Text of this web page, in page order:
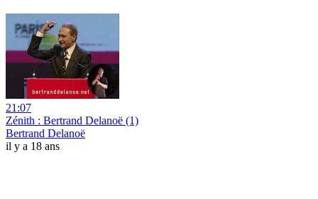
21:07
Zénith : Bertrand Delanoë (1)
Bertrand Delanoë
il y a 18 ans